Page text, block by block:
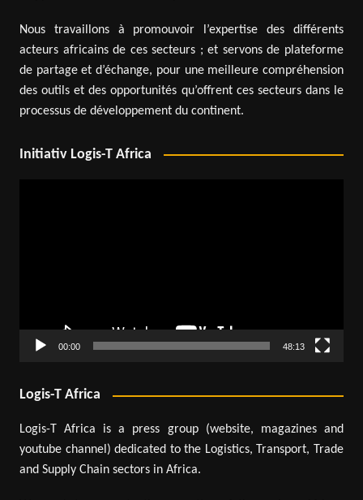
Nous travaillons à promouvoir l’expertise des différents
acteurs africains de ces secteurs ; et servons de plateforme
de partage et d’échange, pour une meilleure compréhension
des outils et des opportunités qu’offrent ces secteurs dans le
processus de développement du continent.
Initiativ Logis-T Africa
00:00 48:13
Logis-T Africa
Logis-T Africa is a press group (website, magazines and
youtube channel) dedicated to the Logistics, Transport, Trade
and Supply Chain sectors in Africa.